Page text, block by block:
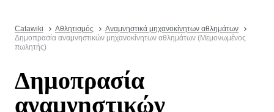
Catawiki Αθλητισμός
Αναμνηστικά μηχανοκίνητων αθλημάτων
Δημοπρασία αναμνηστικών μηχανοκίνητων αθλημάτων (Μεμονωμένος
πωλητής)
Δημοπρασία
αναμνηστικών